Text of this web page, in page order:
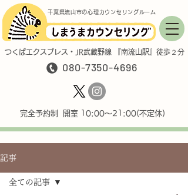
完全予約制 開室 10:00〜21:00(不定休)
080-7350-4696
千葉県流山市の心理カウンセリングルーム
つくばエクスプレス・JR武蔵野線 『南流山駅』徒歩２分
記事
全ての記事